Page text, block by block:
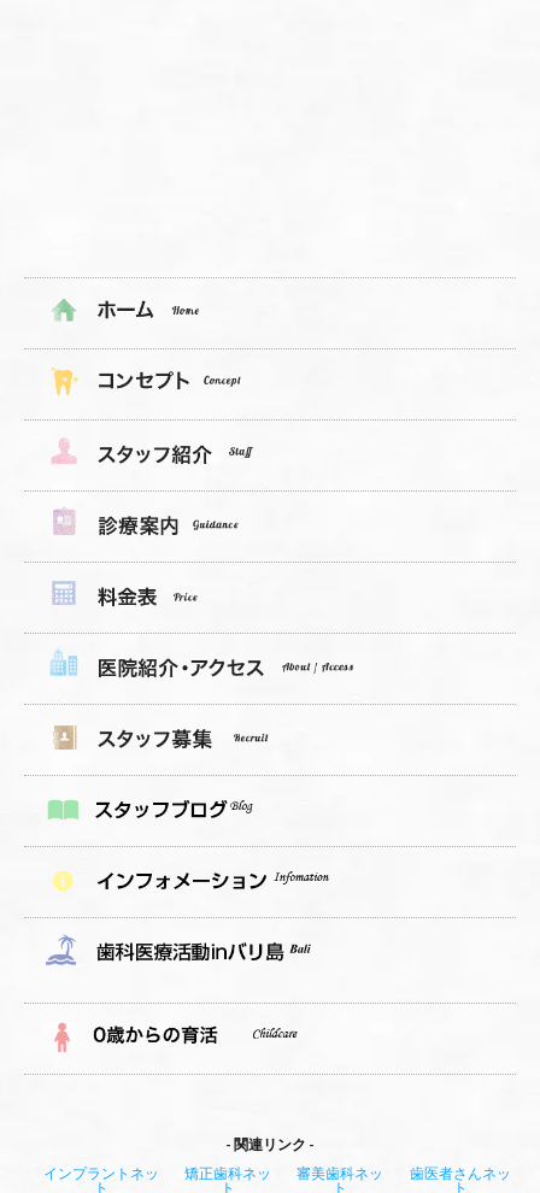
関連リンク
インプラントネッ
ト
矯正歯科ネッ
ト
審美歯科ネッ
ト
歯医者さんネッ
ト